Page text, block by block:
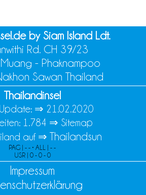
by Siam Island Ldt.
Rd. CH 39/23
- Phaknampoo
Sawan Thailand
Thailandinsel
Update: ⇒ 21.02.2020
1.784 ⇒ Sitemap
auf ⇒ Thailandsun
PAG | - - • ALL | - -
USR | 0 - 0 - 0
Impressum